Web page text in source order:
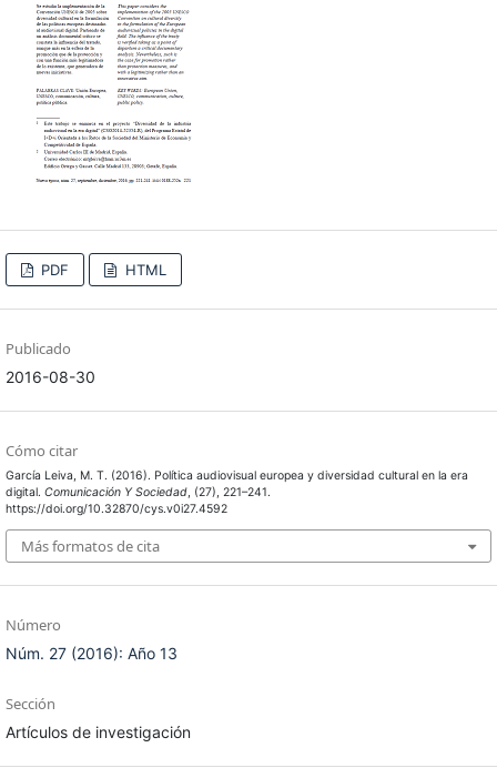
PDF HTML
Publicado
2016-08-30
Cómo citar
García Leiva, M. T. (2016). Política audiovisual europea y diversidad cultural en la era
digital. Comunicación Y Sociedad, (27), 221–241.
https://doi.org/10.32870/cys.v0i27.4592
Más formatos de cita
Número
Núm. 27 (2016): Año 13
Sección
Artículos de investigación